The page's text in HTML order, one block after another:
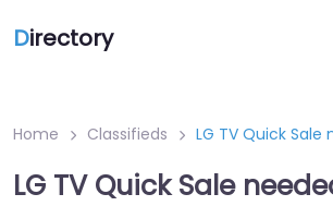
Directory
Home Classifieds LG TV Quick Sale
LG TV Quick Sale